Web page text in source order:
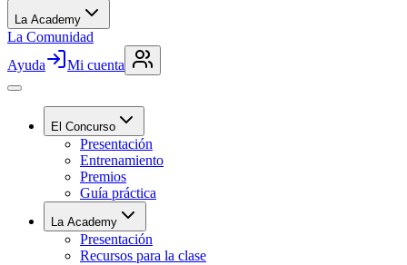
La Academy
La Comunidad
Ayuda
Mi cuenta
El Concurso
Presentación
Entrenamiento
Premios
Guía práctica
La Academy
Presentación
Recursos para la clase